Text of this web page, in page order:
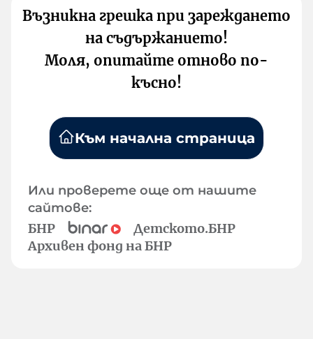
Възникна грешка при зареждането
на съдържанието!
Моля, опитайте отново по-
късно!
Към начална страница
Или проверете още от нашите
сайтове:
БНР
Детското.БНР
Архивен фонд на БНР